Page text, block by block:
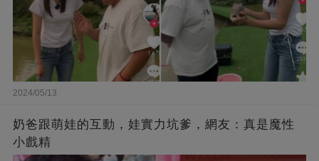
2024/05/13
奶爸跟萌娃的互動，娃實力坑爹，網友：真是魔性
小戲精